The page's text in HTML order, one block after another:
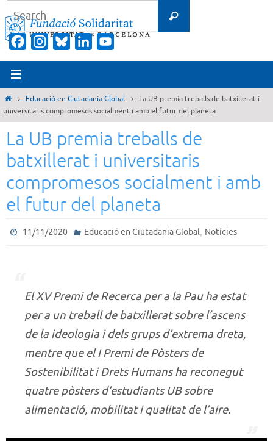
to
content
Search
FacebookInstagramBlueskyLinkedIn
Channel
HomeEducació en Ciutadania Global
La UB premia treballs de batxillerat i
universitaris compromesos socialment i amb el futur del planeta
La UB premia treballs de
batxillerat i universitaris
compromesos socialment i amb
el futur del planeta
11/11/2020 Educació en Ciutadania Global, Notícies
El XV Premi de Recerca per a la Pau ha estat
per a un treball de batxillerat sobre l’ascens
de la ideologia i dels grups d’extrema dreta,
mentre que el I Premi de Pòsters de
Sostenibilitat i Drets Humans ha reconegut
quatre pòsters d’estudiants UB sobre
alimentació, mobilitat i qualitat de l’aire.